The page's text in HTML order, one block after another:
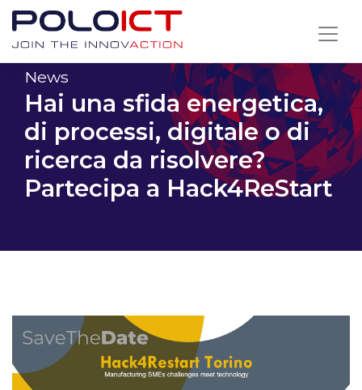
Skip
contentNews
Hai una sfida energetica,
di processi, digitale o di
ricerca da risolvere?
Partecipa a Hack4ReStart